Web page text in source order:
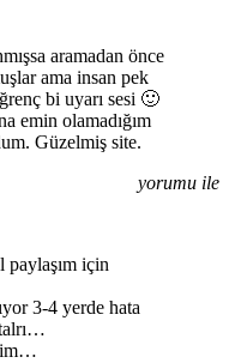
aramadan önce
ama insan pek
bi uyarı sesi 🙂
emin olamadığım
Güzelmiş site.
yorumu ile
paylaşım için
3-4 yerde hata